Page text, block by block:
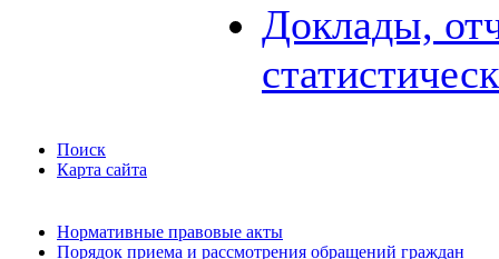
Доклады,
Поиск
Карта сайта
Нормативные правовые акты
Порядок приема и рассмотрения обращений граждан